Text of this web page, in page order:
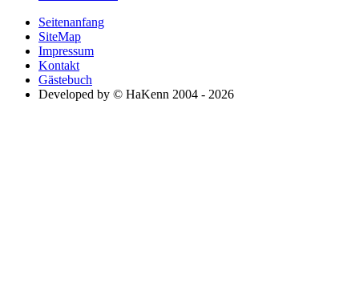
Seitenanfang
SiteMap
Impressum
Kontakt
Gästebuch
Developed by © HaKenn 2004 - 2026